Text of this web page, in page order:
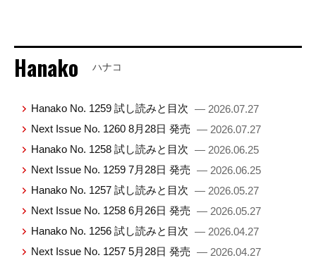
Hanako ハナコ
Hanako No. 1259 試し読みと目次 — 2026.07.27
Next Issue No. 1260 8月28日 発売 — 2026.07.27
Hanako No. 1258 試し読みと目次 — 2026.06.25
Next Issue No. 1259 7月28日 発売 — 2026.06.25
Hanako No. 1257 試し読みと目次 — 2026.05.27
Next Issue No. 1258 6月26日 発売 — 2026.05.27
Hanako No. 1256 試し読みと目次 — 2026.04.27
Next Issue No. 1257 5月28日 発売 — 2026.04.27